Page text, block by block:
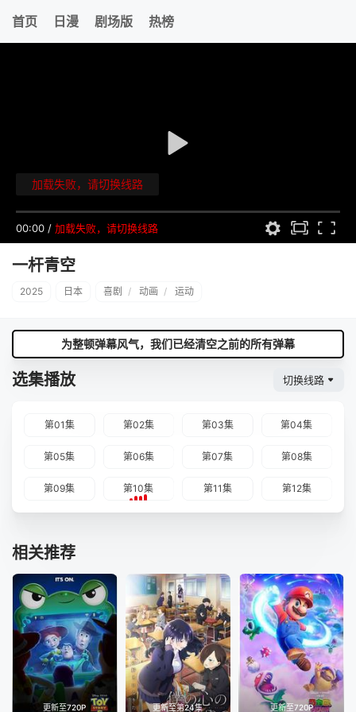
首页 日漫 剧场版 热榜
00:00 / 加载失败，请切换线路
加载失败，请切换线路
一杆青空
2025 日本 喜剧 / 动画 / 运动
为整顿弹幕风气，我们已经清空之前的所有弹幕
选集播放 切换线路
第01集 第02集 第03集 第04集
第05集 第06集 第07集 第08集
第09集 第10集 第11集 第12集
相关推荐
更新至720P 更新至第24集 更新至720P